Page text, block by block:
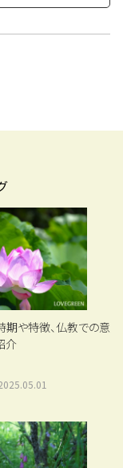
期や特徴、仏教での意
介